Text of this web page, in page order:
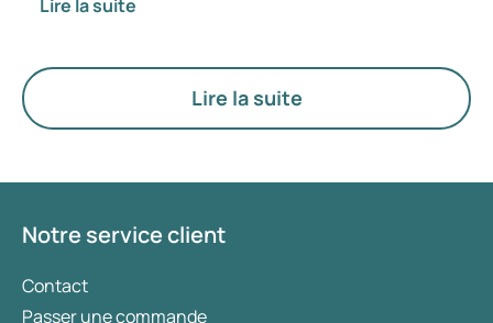
traitement du diabète de type 2. Si vous
à la gestion du poids, des médicaments tels que
Mounjaro et Wegovy sont généralement
privilégiés. Le choix du traitement le plus adapté
d’utilisation de médicaments.
Lire la suite
Lire la suite
Notre service client
Contact
Passer une commande